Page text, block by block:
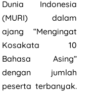
Dunia Indonesia
(MURI) dalam
ajang “Mengingat
Kosakata 10
Bahasa Asing”
dengan jumlah
peserta terbanyak.